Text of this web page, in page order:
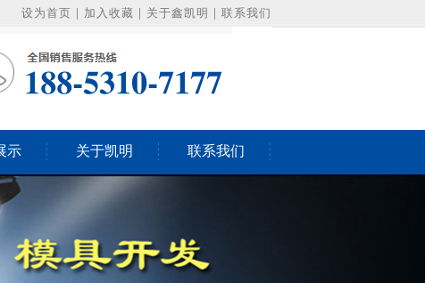
设为首页 加入收藏 关于鑫凯明 联系我们
示 关于凯明 联系我们